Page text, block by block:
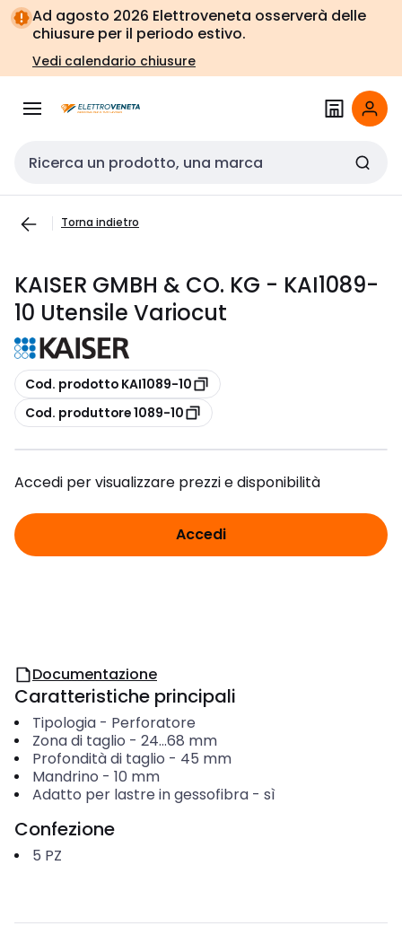
Vai alla
navigazione
Vai
alla
pagina
Ad agosto 2026 Elettroveneta osserverà delle
chiusure per il periodo estivo.
Vedi calendario chiusure
Cerca input
Torna indietro
KAISER GMBH & CO. KG - KAI1089-
10 Utensile Variocut
copia
Cod. prodotto KAI1089-10
copia
Cod. produttore 1089-10
Accedi per visualizzare prezzi e disponibilità
Accedi
Documentazione
Caratteristiche principali
Tipologia- Perforatore
Zona di taglio - 24...68 mm
Profondità di taglio - 45 mm
Mandrino - 10 mm
Adatto per lastre in gessofibra- sì
Confezione
5 PZ